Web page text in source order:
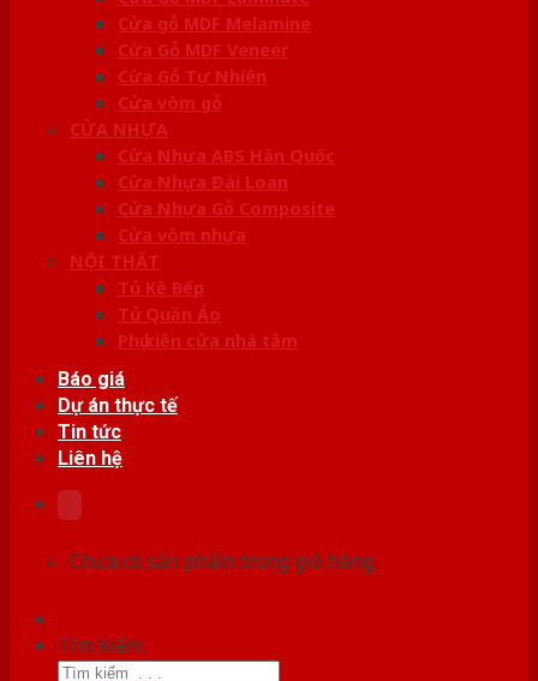
Cửa gỗ MDF Melamine
Cửa Gỗ MDF Veneer
Cửa Gỗ Tự Nhiên
Cửa vòm gỗ
CỬA NHỰA
Cửa Nhựa ABS Hàn Quốc
Cửa Nhựa Đài Loan
Cửa Nhựa Gỗ Composite
Cửa vòm nhựa
NỘI THẤT
Tủ Kệ Bếp
Tủ Quần Áo
Phụ kiện cửa nhà tắm
Báo giá
Dự án thực tế
Tin tức
Liên hệ
Chưa có sản phẩm trong giỏ hàng.
Tìm kiếm: